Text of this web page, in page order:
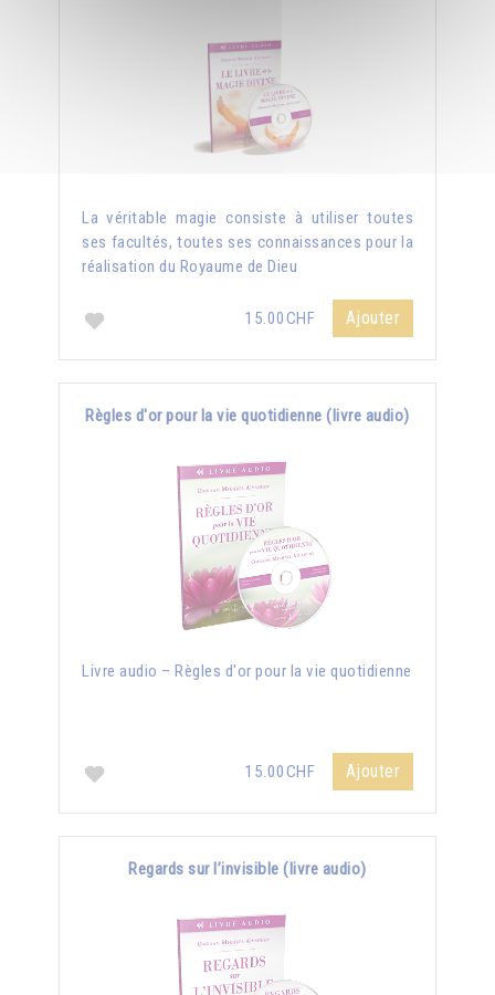
La véritable magie consiste à utiliser toutes
ses facultés, toutes ses connaissances pour la
réalisation du Royaume de Dieu
15.00CHF Ajouter
Règles d'or pour la vie quotidienne (livre audio)
Livre audio – Règles d'or pour la vie quotidienne
15.00CHF Ajouter
Regards sur l’invisible (livre audio)